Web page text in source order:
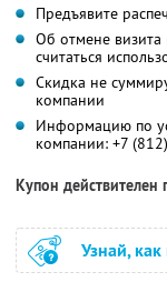
Предъявите
Об отмене визита
считаться
Скидка не
компании
Информацию по
компании: +7
Купон
Узнай,